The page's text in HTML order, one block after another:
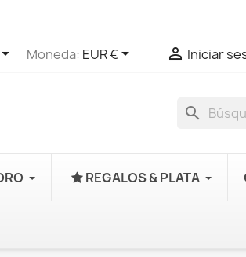
Moneda: EUR €  Iniciar
search
REGALOS & PLATA